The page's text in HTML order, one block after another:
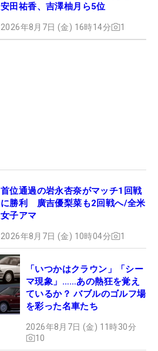
安田祐香、吉澤柚月ら5位
2026年8月7日 (金) 16時14分 1
首位通過の岩永杏奈がマッチ1回戦
に勝利 廣吉優梨菜も2回戦へ/全米
女子アマ
2026年8月7日 (金) 10時04分 1
「いつかはクラウン」「シー
マ現象」……あの熱狂を覚え
ているか？ バブルのゴルフ場
を彩った名車たち
2026年8月7日 (金) 11時30分
10